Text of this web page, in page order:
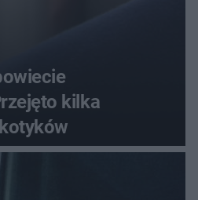
kilka